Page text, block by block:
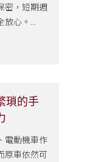
密，短期週
放心。...
瑣的手
電動機車作
原車依然可